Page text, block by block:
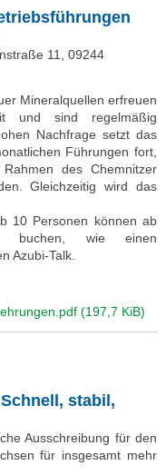
11, 09244
Mineralquellen erfreuen
und sind regelmäßig
Nachfrage setzt das
Führungen fort,
des Chemnitzer
Gleichzeitig wird das
10 Personen können ab
buchen, wie einen
Azubi-Talk.
(197,7 KiB)
stabil,
Ausschreibung für den
für insgesamt mehr